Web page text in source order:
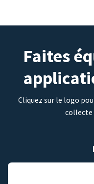
Faites
Cliquez sur le logo
collecte